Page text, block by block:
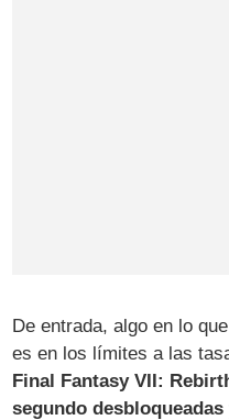
De entrada, algo en lo
es en los límites a las
Final Fantasy VII:
segundo desbloqueadas